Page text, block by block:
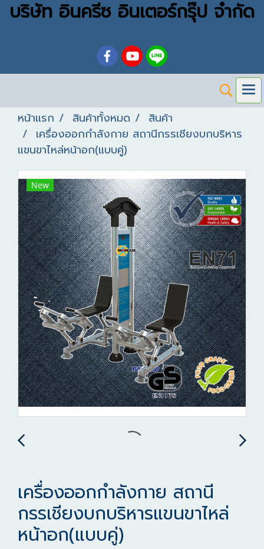
บริษัท อินครีซ อินเตอร์กรุ๊ป จำกัด
หน้าแรก สินค้าทั้งหมด
สินค้า
เครื่องออกกำลังกาย สถานีกรรเชียงบกบริหาร
แขนขาไหล่หน้าอก(แบบคู่)
New
เครื่องออกกำลังกาย สถานี
กรรเชียงบกบริหารแขนขาไหล่
หน้าอก(แบบคู่)